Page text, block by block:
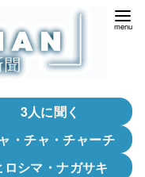
3人に聞く
・チャ・チャーチ
ロシマ・ナガサキ